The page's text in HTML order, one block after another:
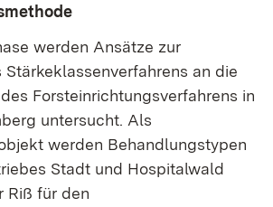
werden Ansätze zur
an die
Forsteinrichtungsverfahrens in
untersucht. Als
werden Behandlungstypen
Stadt und Hospitalwald
Riß für den